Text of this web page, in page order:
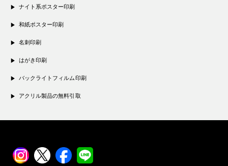
ナイト系ポスター印刷
和紙ポスター印刷
名刺印刷
はがき印刷
バックライトフィルム印刷
アクリル製品の無料引取